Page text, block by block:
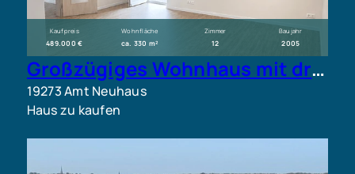
Kaufpreis
489.000 €
Wohnfläche
ca. 330 m²
Zimmer
12
Baujahr
2005
Großzügiges Wohnhaus mit drei Wohneinheiten in ländlicher Lage bei Amt Neuhaus
19273 Amt Neuhaus
Haus zu kaufen